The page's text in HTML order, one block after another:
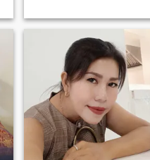
Maybe true love is waiting